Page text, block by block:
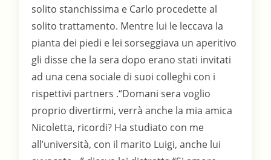
solito stanchissima e Carlo procedette al
solito trattamento. Mentre lui le leccava la
pianta dei piedi e lei sorseggiava un aperitivo
gli disse che la sera dopo erano stati invitati
ad una cena sociale di suoi colleghi con i
rispettivi partners .“Domani sera voglio
proprio divertirmi, verrà anche la mia amica
Nicoletta, ricordi? Ha studiato con me
all’università, con il marito Luigi, anche lui